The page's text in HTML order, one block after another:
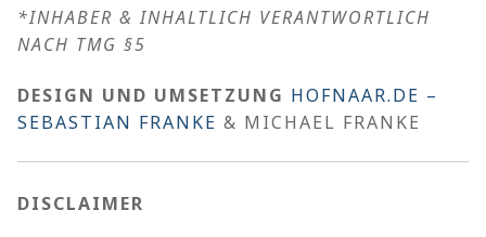
*INHABER & INHALTLICH VERANTWORTLICH
NACH TMG §5
DESIGN UND UMSETZUNG HOFNAAR.DE –
SEBASTIAN FRANKE & MICHAEL FRANKE
DISCLAIMER